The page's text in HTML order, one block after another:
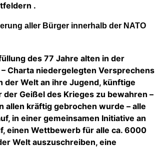
.
aller Bürger innerhalb der NATO
des 77 Jahre alten in der
– Charta niedergelegten Versprechens
der Welt an ihre Jugend, künftige
der Geißel des Krieges zu bewahren –
allen kräftig gebrochen wurde – alle
in einer gemeinsamen Initiative an
einen Wettbewerb für alle ca. 6000
Welt auszuschreiben, eine